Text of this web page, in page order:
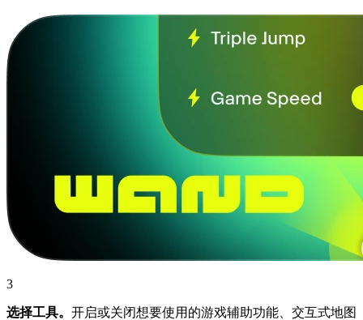
3
选择工具。 开启或关闭想要使用的游戏辅助功能、交互式地图